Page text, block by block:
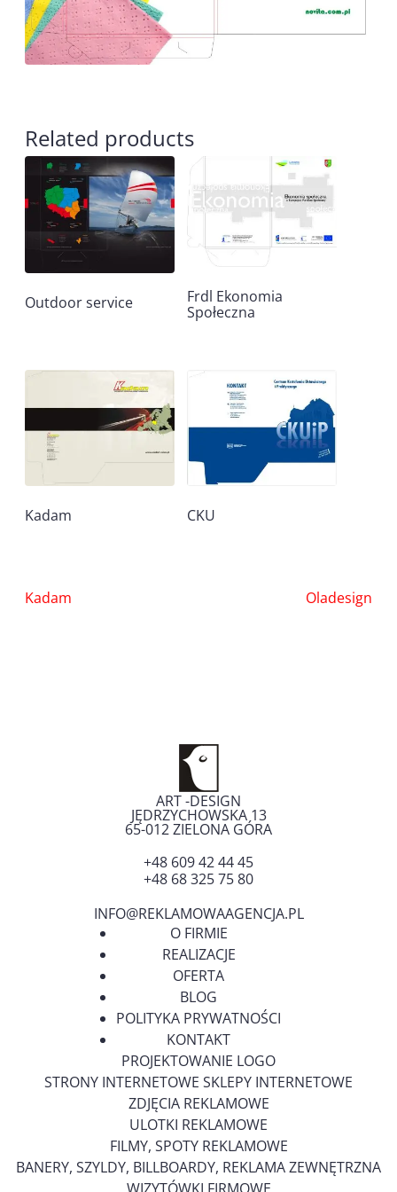
Related products
Outdoor service
Frdl Ekonomia
Społeczna
Kadam CKU
Nawigacja
Kadam Oladesign
ART -DESIGN
JĘDRZYCHOWSKA 13
65-012ZIELONA GÓRA
+48 609 42 44 45
+48 68 325 75 80
INFO@REKLAMOWAAGENCJA.PL
O FIRMIE
REALIZACJE
OFERTA
BLOG
POLITYKA PRYWATNOŚCI
KONTAKT
PROJEKTOWANIE LOGO
STRONY INTERNETOWE SKLEPY INTERNETOWE
ZDJĘCIA REKLAMOWE
ULOTKI REKLAMOWE
FILMY, SPOTY REKLAMOWE
BANERY, SZYLDY, BILLBOARDY, REKLAMA ZEWNĘTRZNA